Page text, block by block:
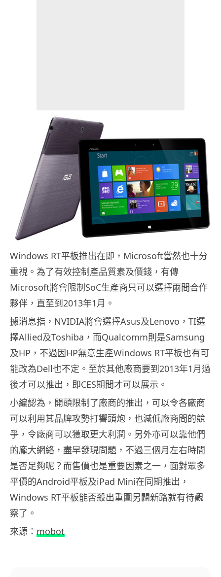
Windows RT平板推出在即，Microsoft當然也十分
重視。為了有效控制產品質素及價錢，有傳
Microsoft將會限制SoC生產商只可以選擇兩間合作
夥伴，直至到2013年1月。
據消息指，NVIDIA將會選擇Asus及Lenovo，TI選
擇Allied及Toshiba，而Qualcomm則是Samsung
及HP，不過因HP無意生產Windows RT平板也有可
能改為Dell也不定。至於其他廠商要到2013年1月過
後才可以推出，即CES期間才可以展示。
小編認為，開頭限制了廠商的推出，可以令各廠商
可以利用其品牌攻勢打響頭炮，也減低廠商間的競
爭，令廠商可以獲取更大利潤。另外亦可以靠他們
的龐大網絡，盡早發現問題，不過三個月左右時間
是否足夠呢？而售價也是重要因素之一，面對眾多
平價的Android平板及iPad Mini在同期推出，
Windows RT平板能否殺出重圍另闢新路就有待觀
察了。
來源： mobot